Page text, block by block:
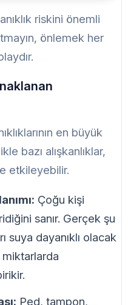
riskini önemli
önlemek her
en büyük
bazı alışkanlıklar,
etkileyebilir.
Çoğu kişi
sanır. Gerçek şu
suya dayanıklı olacak
Ped, tampon,